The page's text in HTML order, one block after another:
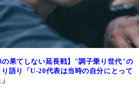
の果てしない延長戦】"調子乗り世代"の
語り「U-20代表は当時の自分にとって